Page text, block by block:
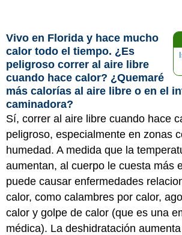
Vivo en Florida y hace mucho
calor todo el tiempo. ¿Es
peligroso correr al aire libre
cuando hace calor? ¿Quemaré
más calorías al aire libre o en el
caminadora?
Sí, correr al aire libre cuando hace
peligroso, especialmente en zonas
humedad. A medida que la
aumentan, al cuerpo le cuesta más
puede causar enfermedades
calor, como calambres por calor,
calor y golpe de calor (que es una
médica). La deshidratación